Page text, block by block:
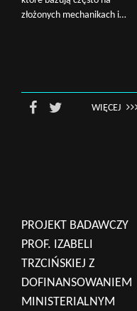
złożonych mechanikach i…
WIĘCEJ
PROJEKT BADAWCZY
PROF. IZABELI
TRZCIŃSKIEJ Z
DOFINANSOWANIEM
MINISTERIALNYM